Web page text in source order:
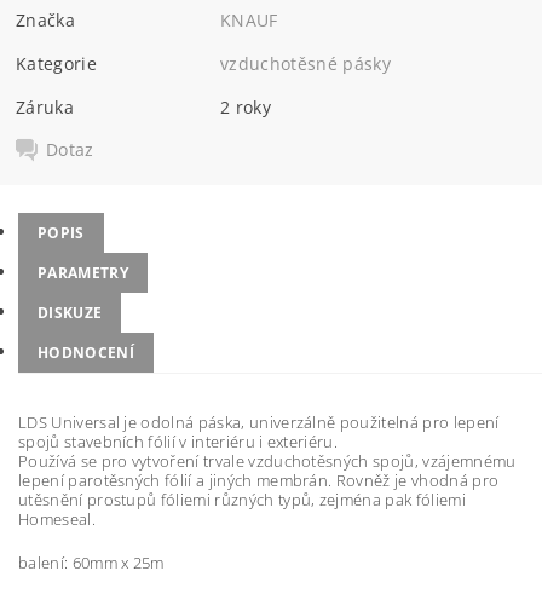
Značka
KNAUF
Kategorie
vzduchotěsné pásky
Záruka
2 roky
Dotaz
POPIS
PARAMETRY
DISKUZE
HODNOCENÍ
LDS Universal je odolná páska, univerzálně použitelná pro lepení
spojů stavebních fólií v interiéru i exteriéru.
Používá se pro vytvoření trvale vzduchotěsných spojů, vzájemnému
lepení parotěsných fólií a jiných membrán. Rovněž je vhodná pro
utěsnění prostupů fóliemi různých typů, zejména pak fóliemi
Homeseal.
balení: 60mm x 25m